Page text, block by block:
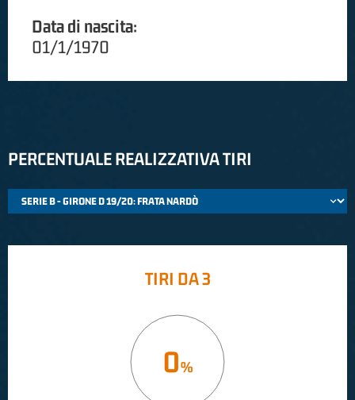
Data di nascita:
01/1/1970
PERCENTUALE REALIZZATIVA TIRI
TIRI DA 3
0